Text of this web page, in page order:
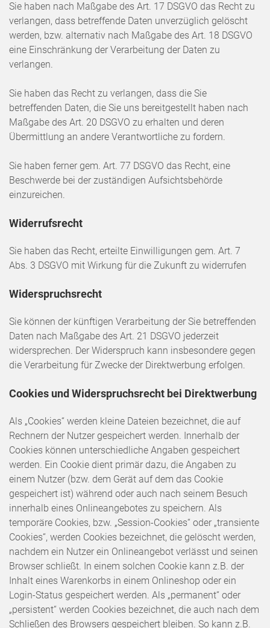
Sie haben nach Maßgabe des Art. 17 DSGVO das Recht zu
verlangen, dass betreffende Daten unverzüglich gelöscht
werden, bzw. alternativ nach Maßgabe des Art. 18 DSGVO
eine Einschränkung der Verarbeitung der Daten zu
verlangen.
Sie haben das Recht zu verlangen, dass die Sie
betreffenden Daten, die Sie uns bereitgestellt haben nach
Maßgabe des Art. 20 DSGVO zu erhalten und deren
Übermittlung an andere Verantwortliche zu fordern.
Sie haben ferner gem. Art. 77 DSGVO das Recht, eine
Beschwerde bei der zuständigen Aufsichtsbehörde
einzureichen.
Widerrufsrecht
Sie haben das Recht, erteilte Einwilligungen gem. Art. 7
Abs. 3 DSGVO mit Wirkung für die Zukunft zu widerrufen
Widerspruchsrecht
Sie können der künftigen Verarbeitung der Sie betreffenden
Daten nach Maßgabe des Art. 21 DSGVO jederzeit
widersprechen. Der Widerspruch kann insbesondere gegen
die Verarbeitung für Zwecke der Direktwerbung erfolgen.
Cookies und Widerspruchsrecht bei Direktwerbung
Als „Cookies“ werden kleine Dateien bezeichnet, die auf
Rechnern der Nutzer gespeichert werden. Innerhalb der
Cookies können unterschiedliche Angaben gespeichert
werden. Ein Cookie dient primär dazu, die Angaben zu
einem Nutzer (bzw. dem Gerät auf dem das Cookie
gespeichert ist) während oder auch nach seinem Besuch
innerhalb eines Onlineangebotes zu speichern. Als
temporäre Cookies, bzw. „Session-Cookies“ oder „transiente
Cookies“, werden Cookies bezeichnet, die gelöscht werden,
nachdem ein Nutzer ein Onlineangebot verlässt und seinen
Browser schließt. In einem solchen Cookie kann z.B. der
Inhalt eines Warenkorbs in einem Onlineshop oder ein
Login-Status gespeichert werden. Als „permanent“ oder
„persistent“ werden Cookies bezeichnet, die auch nach dem
Schließen des Browsers gespeichert bleiben. So kann z.B.